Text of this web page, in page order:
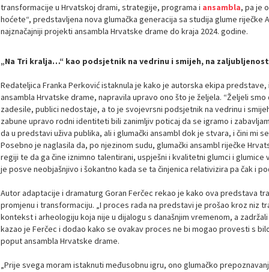
transformacije u Hrvatskoj drami, strategije, programa i ansambla, pa je
hoćete“, predstavljena nova glumačka generacija sa studija glume riječke
najznačajniji projekti ansambla Hrvatske drame do kraja 2024. godine.
„Na Tri kralja…“ kao podsjetnik na vedrinu i smijeh, na
Redateljica Franka Perković istaknula je kako je autorska ekipa
ansambla Hrvatske drame, napravila upravo ono što je željela. “Željeli
zadesile, publici nedostaje, a to je svojevrsni podsjetnik na vedrinu i
zabune upravo rodni identiteti bili zanimljiv poticaj da se igramo i
da u predstavi uživa publika, ali i glumački ansambl dok je stvara, i čini mi
Posebno je naglasila da, po njezinom sudu, glumački ansambl riječke
regiji te da ga čine iznimno talentirani, uspješni i kvalitetni glumci i
je posve neobjašnjivo i šokantno kada se ta činjenica relativizira pa čak i
Autor adaptacije i dramaturg Goran Ferčec rekao je kako ova predstava
promjenu i transformaciju. „I proces rada na predstavi je prošao kroz niz
kontekst i arheologiju koja nije u dijalogu s današnjim vremenom, a
kazao je Ferčec i dodao kako se ovakav proces ne bi mogao provesti s
poput ansambla Hrvatske drame.
„Prije svega moram istaknuti međusobnu igru, ono glumačko